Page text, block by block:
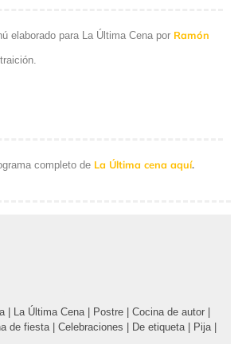
elaborado para La Última Cena por Ramón
completo de La Última cena aquí.
| La Última Cena| Postre Cocina de autor
de fiesta| Celebraciones De etiqueta| Pija|